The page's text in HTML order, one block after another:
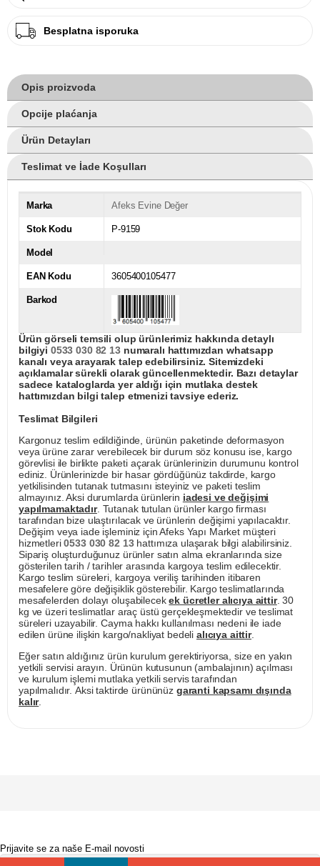
Besplatna isporuka
Opis proizvoda
Opcije plaćanja
Ürün Detayları
Teslimat ve İade Koşulları
Marka Afeks Evine Değer
Stok Kodu P-9159
Model
EAN Kodu 3605400105477
Barkod
Ürün görseli temsili olup ürünlerimiz hakkında detaylı
bilgiyi 0533 030 82 13numaralı hattımızdan whatsapp
kanalı veya arayarak talep edebilirsiniz. Sitemizdeki
açıklamalar sürekli olarak güncellenmektedir. Bazı detaylar
sadece kataloglarda yer aldığı için mutlaka destek
hattımızdan bilgi talep etmenizi tavsiye ederiz.
Teslimat Bilgileri
Kargonuz teslim edildiğinde, ürünün paketinde deformasyon
veya ürüne zarar verebilecek bir durum söz konusu ise, kargo
görevlisi ile birlikte paketi açarak ürünlerinizin durumunu kontrol
ediniz. Ürünlerinizde bir hasar gördüğünüz takdirde, kargo
yetkilisinden tutanak tutmasını isteyiniz ve paketi teslim
almayınız. Aksi durumlarda ürünlerin iadesi ve değişimi
yapılmamaktadır. Tutanak tutulan ürünler kargo firması
tarafından bize ulaştırılacak ve ürünlerin değişimi yapılacaktır.
Değişim veya iade işleminiz için Afeks Yapı Market müşteri
hizmetleri0533 030 82 13hattımıza ulaşarak bilgi alabilirsiniz.
Sipariş oluşturduğunuz ürünler satın alma ekranlarında size
gösterilen tarih / tarihler arasında kargoya teslim edilecektir.
Kargo teslim süreleri, kargoya veriliş tarihinden itibaren
mesafelere göre değişiklik gösterebilir. Kargo teslimatlarında
mesafelerden dolayı oluşabilecekek ücretler alıcıya aittir. 30
kg ve üzeri teslimatlar araç üstü gerçekleşmektedir ve teslimat
süreleri uzayabilir. Cayma hakkı kullanılması nedeni ile iade
edilen ürüne ilişkin kargo/nakliyat bedeli alıcıya aittir.
Eğer satın aldığınız ürün kurulum gerektiriyorsa, size en yakın
yetkili servisi arayın. Ürünün kutusunun (ambalajının) açılması
ve kurulum işlemi mutlaka yetkili servis tarafından
yapılmalıdır. Aksi taktirde ürününüz garanti kapsamı dışında
kalır.
Prijavite se za naše E-mail novosti